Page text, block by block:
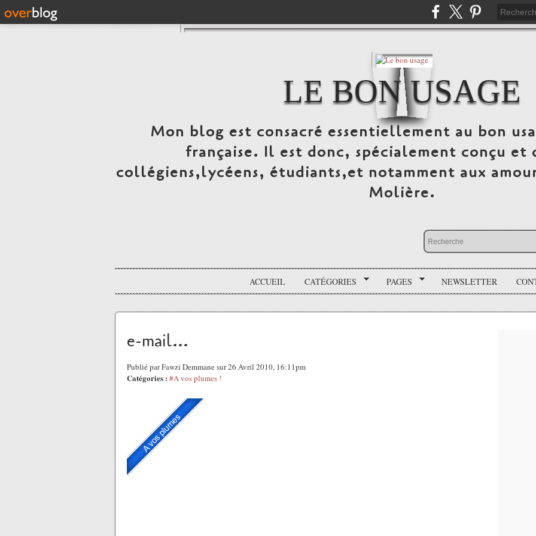
LE BON USAGE
Mon blog est consacré essentiellement au bon
française. Il est donc, spécialement conçu et
collégiens,lycéens, étudiants,et notamment aux
Molière.
ACCUEIL CATÉGORIES PAGES NEWSLETTER
e-mail...
Publié par Fawzi Demmane sur 26 Avril 2010, 16:11pm
Catégories : #A vos plumes !